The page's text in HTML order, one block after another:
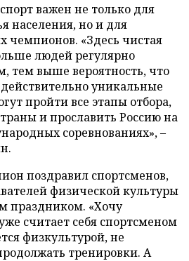
важен не только для
населения, но и для
чемпионов. «Здесь чистая
людей регулярно
тем выше вероятность, что
уникальные
пройти все этапы отбора,
и прославить Россию на
соревнованиях», –
поздравил спортсменов,
физической культуры
праздником. «Хочу
считает себя спортсменом
физкультурой, не
тренировки. А